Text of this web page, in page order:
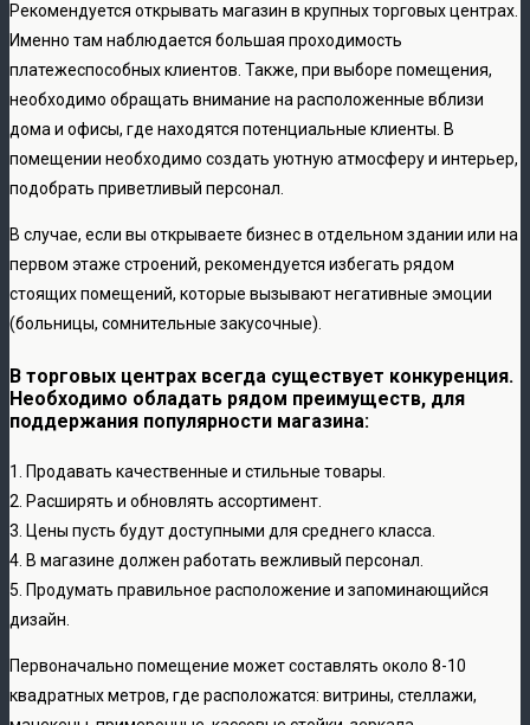
Рекомендуется открывать магазин в крупных торговых центрах.
Именно там наблюдается большая проходимость
платежеспособных клиентов. Также, при выборе помещения,
необходимо обращать внимание на расположенные вблизи
дома и офисы, где находятся потенциальные клиенты. В
помещении необходимо создать уютную атмосферу и интерьер,
подобрать приветливый персонал.
В случае, если вы открываете бизнес в отдельном здании или на
первом этаже строений, рекомендуется избегать рядом
стоящих помещений, которые вызывают негативные эмоции
(больницы, сомнительные закусочные).
В торговых центрах всегда существует конкуренция.
Необходимо обладать рядом преимуществ, для
поддержания популярности магазина:
1. Продавать качественные и стильные товары.
2. Расширять и обновлять ассортимент.
3. Цены пусть будут доступными для среднего класса.
4. В магазине должен работать вежливый персонал.
5. Продумать правильное расположение и запоминающийся
дизайн.
Первоначально помещение может составлять около 8-10
квадратных метров, где расположатся: витрины, стеллажи,